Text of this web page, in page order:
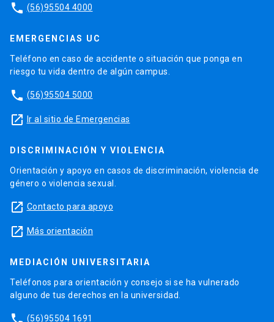
phone (56)95504 4000
EMERGENCIAS UC
Teléfono en caso de accidente o situación que ponga en
riesgo tu vida dentro de algún campus.
phone (56)95504 5000
launch Ir al sitio de Emergencias
DISCRIMINACIÓN Y VIOLENCIA
Orientación y apoyo en casos de discriminación, violencia de
género o violencia sexual.
launch Contacto para apoyo
launch Más orientación
MEDIACIÓN UNIVERSITARIA
Teléfonos para orientación y consejo si se ha vulnerado
alguno de tus derechos en la universidad.
(56)95504 1691